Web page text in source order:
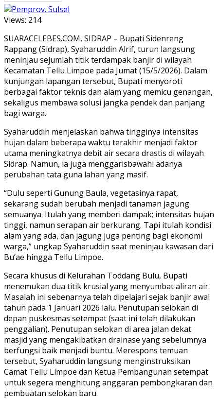
Views: 214
SUARACELEBES.COM, SIDRAP – Bupati Sidenreng
Rappang (Sidrap), Syaharuddin Alrif, turun langsung
meninjau sejumlah titik terdampak banjir di wilayah
Kecamatan Tellu Limpoe pada Jumat (15/5/2026). Dalam
kunjungan lapangan tersebut, Bupati menyoroti
berbagai faktor teknis dan alam yang memicu genangan,
sekaligus membawa solusi jangka pendek dan panjang
bagi warga.
Syaharuddin menjelaskan bahwa tingginya intensitas
hujan dalam beberapa waktu terakhir menjadi faktor
utama meningkatnya debit air secara drastis di wilayah
Sidrap. Namun, ia juga menggarisbawahi adanya
perubahan tata guna lahan yang masif.
“Dulu seperti Gunung Baula, vegetasinya rapat,
sekarang sudah berubah menjadi tanaman jagung
semuanya. Itulah yang memberi dampak; intensitas hujan
tinggi, namun serapan air berkurang. Tapi itulah kondisi
alam yang ada, dan jagung juga penting bagi ekonomi
warga,” ungkap Syaharuddin saat meninjau kawasan dari
Bu’ae hingga Tellu Limpoe.
Secara khusus di Kelurahan Toddang Bulu, Bupati
menemukan dua titik krusial yang menyumbat aliran air.
Masalah ini sebenarnya telah dipelajari sejak banjir awal
tahun pada 1 Januari 2026 lalu. Penutupan selokan di
depan puskesmas setempat (saat ini telah dilakukan
penggalian). Penutupan selokan di area jalan dekat
masjid yang mengakibatkan drainase yang sebelumnya
berfungsi baik menjadi buntu. Merespons temuan
tersebut, Syaharuddin langsung menginstruksikan
Camat Tellu Limpoe dan Ketua Pembangunan setempat
untuk segera menghitung anggaran pembongkaran dan
pembuatan selokan baru.